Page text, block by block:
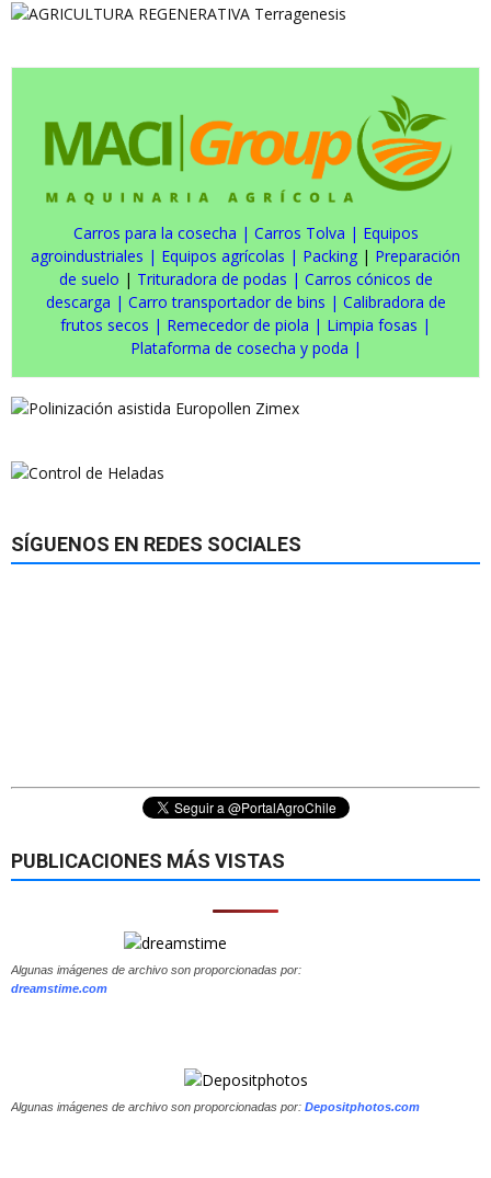
Carros para la cosecha | Carros Tolva | Equipos
agroindustriales | Equipos agrícolas | Packing | Preparación
de suelo | Trituradora de podas | Carros cónicos de
descarga | Carro transportador de bins | Calibradora de
frutos secos | Remecedor de piola | Limpia fosas |
Plataforma de cosecha y poda |
SÍGUENOS EN REDES SOCIALES
PUBLICACIONES MÁS VISTAS
Algunas imágenes de archivo son proporcionadas por:
dreamstime.com
Algunas imágenes de archivo son proporcionadas por: Depositphotos.com